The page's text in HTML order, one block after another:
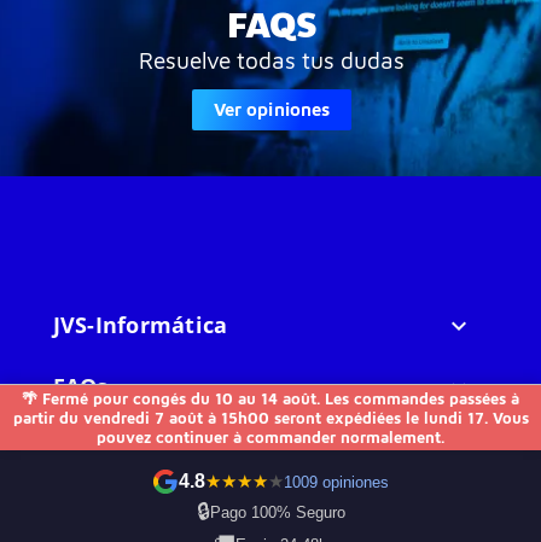
🌴 Fermé pour congés du 10 au 14 août. Les commandes passées à
partir du vendredi 7 août à 15h00 seront expédiées le lundi 17. Vous
pouvez continuer à commander normalement.
4.8★★★★★1009 opiniones
🔒Pago 100% Seguro
FAQS
Resuelve todas tus dudas
Ver opiniones
JVS-Informática 
FAQs 
Otros 
Contactez-nous